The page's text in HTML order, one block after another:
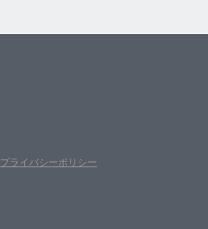
プライバシーポリシー